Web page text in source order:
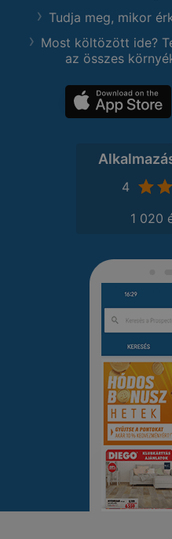
Tudja meg, mikor
Most költözött ide?
az összes
4
1 020